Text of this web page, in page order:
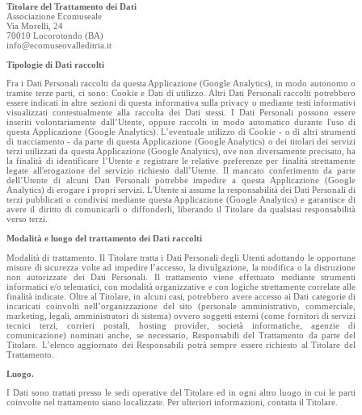
Titolare del Trattamento dei Dati
Associazione Ecomuseale
Via Morelli, 24
70010 Locorotondo (BA)
info@ecomuseovalleditria.it
Tipologie di Dati raccolti
Fra i Dati Personali raccolti da questa Applicazione (Google Analytics), in modo autonomo o
tramite terze parti, ci sono: Cookie e Dati di utilizzo. Altri Dati Personali raccolti potrebbero
essere indicati in altre sezioni di questa informativa sulla privacy o mediante testi informativi
visualizzati contestualmente alla raccolta dei Dati stessi. I Dati Personali possono essere
inseriti volontariamente dall’Utente, oppure raccolti in modo automatico durante l'uso di
questa Applicazione (Google Analytics). L’eventuale utilizzo di Cookie - o di altri strumenti
di tracciamento - da parte di questa Applicazione (Google Analytics) o dei titolari dei servizi
terzi utilizzati da questa Applicazione (Google Analytics), ove non diversamente precisato, ha
la finalità di identificare l’Utente e registrare le relative preferenze per finalità strettamente
legate all'erogazione del servizio richiesto dall’Utente. Il mancato conferimento da parte
dell’Utente di alcuni Dati Personali potrebbe impedire a questa Applicazione (Google
Analytics) di erogare i propri servizi. L'Utente si assume la responsabilità dei Dati Personali di
terzi pubblicati o condivisi mediante questa Applicazione (Google Analytics) e garantisce di
avere il diritto di comunicarli o diffonderli, liberando il Titolare da qualsiasi responsabilità
verso terzi.
Modalità e luogo del trattamento dei Dati raccolti
Modalità di trattamento. Il Titolare tratta i Dati Personali degli Utenti adottando le opportune
misure di sicurezza volte ad impedire l’accesso, la divulgazione, la modifica o la distruzione
non autorizzate dei Dati Personali. Il trattamento viene effettuato mediante strumenti
informatici e/o telematici, con modalità organizzative e con logiche strettamente correlate alle
finalità indicate. Oltre al Titolare, in alcuni casi, potrebbero avere accesso ai Dati categorie di
incaricati coinvolti nell’organizzazione del sito (personale amministrativo, commerciale,
marketing, legali, amministratori di sistema) ovvero soggetti esterni (come fornitori di servizi
tecnici terzi, corrieri postali, hosting provider, società informatiche, agenzie di
comunicazione) nominati anche, se necessario, Responsabili del Trattamento da parte del
Titolare. L’elenco aggiornato dei Responsabili potrà sempre essere richiesto al Titolare del
Trattamento.
Luogo.
I Dati sono trattati presso le sedi operative del Titolare ed in ogni altro luogo in cui le parti
coinvolte nel trattamento siano localizzate. Per ulteriori informazioni, contatta il Titolare.